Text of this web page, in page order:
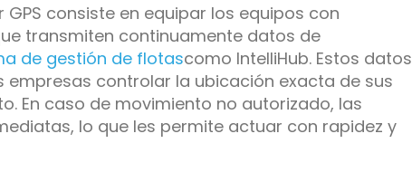
consiste en equipar los equipos con
transmiten continuamente datos de
de gestión de flotascomo IntelliHub. Estos datos
empresas controlar la ubicación exacta de sus
En caso de movimiento no autorizado, las
lo que les permite actuar con rapidez y